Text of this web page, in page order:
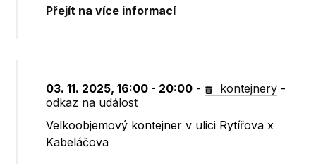
Přejít na více informací
03. 11. 2025, 16:00 - 20:00 - kontejnery -
odkaz na událost
Velkoobjemový kontejner v ulici Rytířova x
Kabeláčova